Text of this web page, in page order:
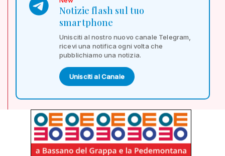
Notizie flash sul tuo
smartphone
Unisciti al nostro nuovo canale Telegram,
ricevi una notifica ogni volta che
pubblichiamo una notizia.
Unisciti al Canale